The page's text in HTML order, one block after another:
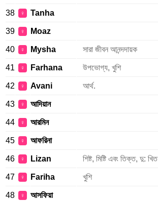
38 ♀ Tanha
39 ♀ Moaz
40 ♀ Mysha সারা জীবন আনন্দদায়ক
41 ♀ Farhana উপভোগ্য, খুশি
42 ♀ Avani আর্থ.
43 ♀ আদিয়ান
44 ♀ আরমিন
45 ♀ আফরিনা
46 ♀ Lizan শিষ্ট, মিষ্টি এবং তিক্ত, দু: খিত
47 ♀ Fariha খুশি
48 ♀ আসফিয়া